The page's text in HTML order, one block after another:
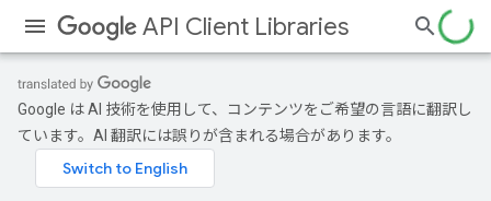
API Client Libraries
Google は AI 技術を使用して、コンテンツをご希望の言語に翻訳し
ています。AI 翻訳には誤りが含まれる場合があります。